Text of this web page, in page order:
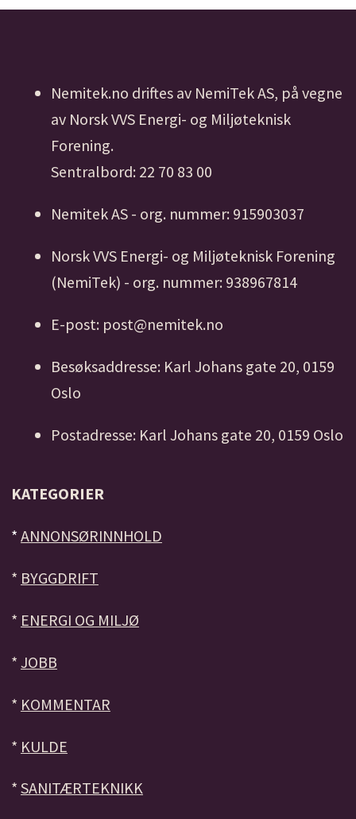
Nemitek.no driftes av NemiTek AS, på vegne
av Norsk VVS Energi- og Miljøteknisk
Forening.
Sentralbord: 22 70 83 00
Nemitek AS - org. nummer: 915903037
Norsk VVS Energi- og Miljøteknisk Forening
(NemiTek) - org. nummer: 938967814
E-post: post@nemitek.no
Besøksaddresse: Karl Johans gate 20, 0159
Oslo
Postadresse: Karl Johans gate 20, 0159 Oslo
KATEGORIER
* ANNONSØRINNHOLD
* BYGGDRIFT
* ENERGI OG MILJØ
* JOBB
* KOMMENTAR
* KULDE
* SANITÆRTEKNIKK